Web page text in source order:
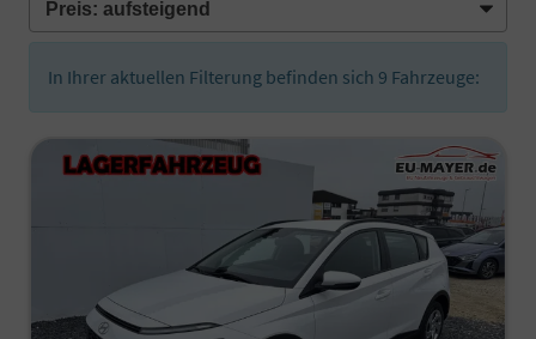
In Ihrer aktuellen Filterung befinden sich 9 Fahrzeuge: